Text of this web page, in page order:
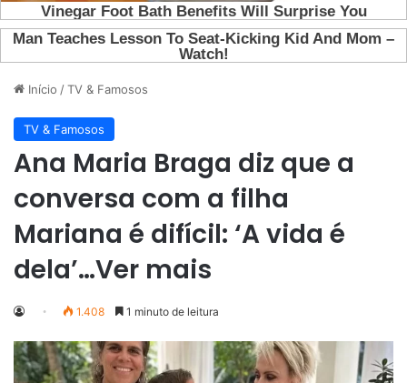
Início /TV & Famosos
TV & Famosos
Ana Maria Braga diz que a
conversa com a filha
Mariana é difícil: ‘A vida é
dela’…Ver mais
1.408 1 minuto de leitura